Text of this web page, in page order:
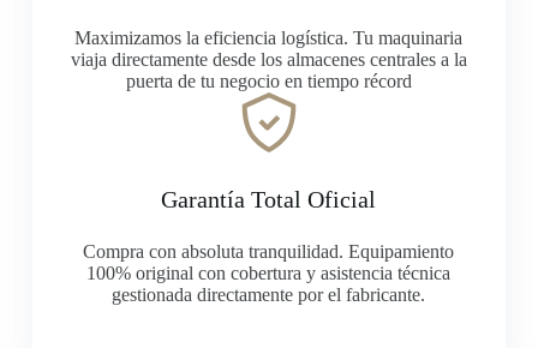
Maximizamos la eficiencia logística. Tu maquinaria
viaja directamente desde los almacenes centrales a la
puerta de tu negocio en tiempo récord
Garantía Total Oficial
Compra con absoluta tranquilidad. Equipamiento
100% original con cobertura y asistencia técnica
gestionada directamente por el fabricante.